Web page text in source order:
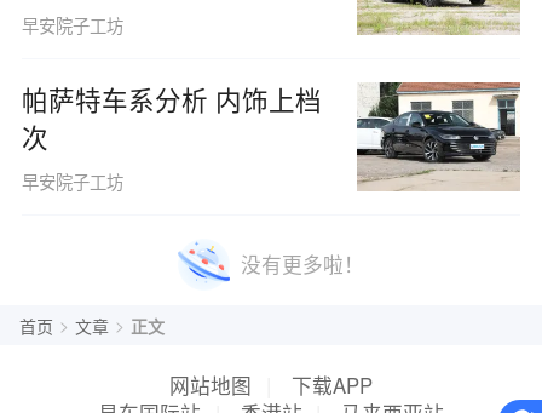
早安院子工坊
帕萨特车系分析 内饰上档
次
早安院子工坊
没有更多啦！
首页 > 文章 > 正文
网站地图
下载APP